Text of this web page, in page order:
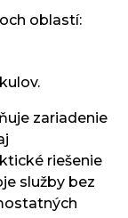
oblastí:
zariadenie
riešenie
služby bez